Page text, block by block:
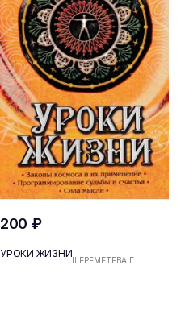
200 ₽
УРОКИ ЖИЗНИ
ШЕРЕМЕТЕВА Г